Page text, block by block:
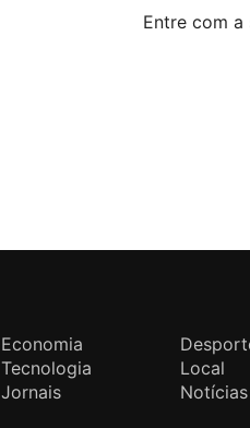
Entre com
Economia
Tecnologia
Local
Jornais